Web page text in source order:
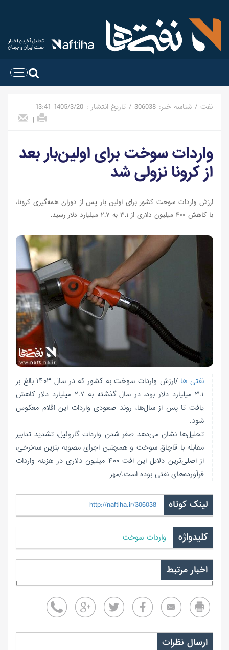
نفت / شناسه خبر: 306038
/ تاریخ انتشار : 1405/3/20
13:41
|
واردات سوخت برای اولین‌بار بعد
از کرونا نزولی شد
ارزش واردات سوخت کشور برای اولین بار پس از دوران همه‌گیری کرونا،
با کاهش ۴۰۰ میلیون دلاری از ۳.۱ به ۲.۷ میلیارد دلار رسید.
نفتی ها
/ارزش واردات سوخت به کشور که در سال ۱۴۰۳ بالغ بر
۳.۱ میلیارد دلار بود، در سال گذشته به ۲.۷ میلیارد دلار کاهش
یافت تا پس از سال‌ها، روند صعودی واردات این اقلام معکوس
شود.
تحلیل‌ها نشان می‌دهد صفر شدن واردات گازوئیل، تشدید تدابیر
مقابله با قاچاق سوخت و همچنین اجرای مصوبه بنزین سه‌نرخی،
از اصلی‌ترین دلایل این افت ۴۰۰ میلیون دلاری در هزینه واردات
فرآورده‌های نفتی بوده است./مهر
لینک کوتاه http://naftiha.ir/306038
کلیدواژه واردات سوخت
اخبار مرتبط
ارسال نظرات